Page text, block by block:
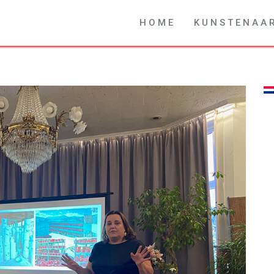
H O M E K U N S T E N A A